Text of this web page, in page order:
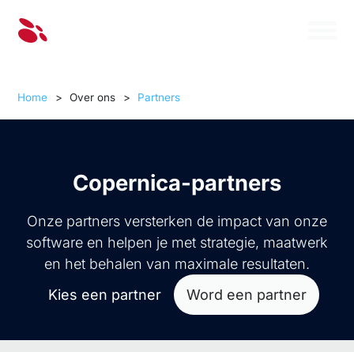
Home > Over ons > Partners
Copernica-partners
Onze partners versterken de impact van onze
software en helpen je met strategie, maatwerk
en het behalen van maximale resultaten.
Kies een partner
Word een partner